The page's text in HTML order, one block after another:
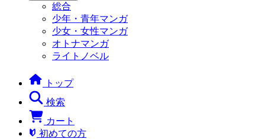
総合
少年・青年マンガ
少女・女性マンガ
オトナマンガ
ライトノベル
トップ
検索
カート
初めての方